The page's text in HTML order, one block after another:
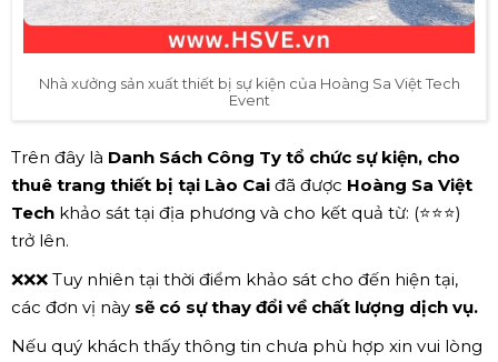
Nhà xưởng sản xuất thiết bị sự kiện của Hoàng Sa Việt Tech
Event
Trên đây là Danh Sách Công Ty tổ chức sự kiện, cho
thuê trang thiết bị tại Lào Cai đã được Hoàng Sa Việt
Tech khảo sát tại địa phương và cho kết quả từ: (⭐⭐⭐)
trở lên.
❌❌❌ Tuy nhiên tại thời điểm khảo sát cho đến hiện tại,
các đơn vị này sẽ có sự thay đổi về chất lượng dịch vụ.
Nếu quý khách thấy thông tin chưa phù hợp xin vui lòng